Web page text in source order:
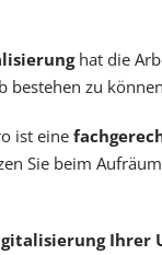
hat die
zu
ist eine
Sie beim
Ihrer